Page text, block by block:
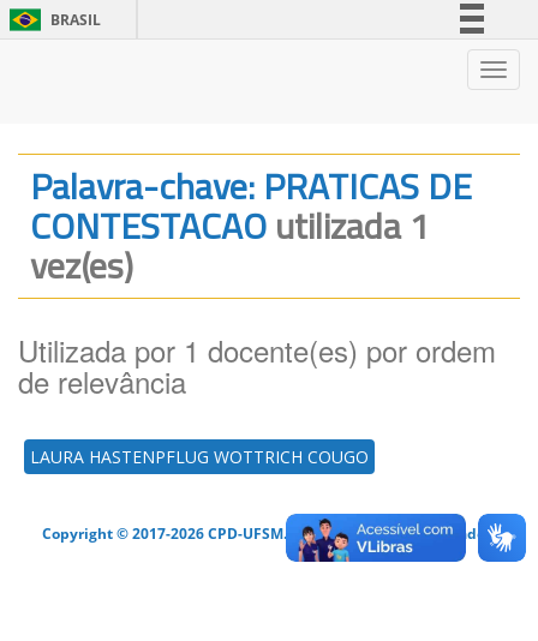
BRASIL
Legislação
Canais
Palavra-chave: PRATICAS DE
CONTESTACAOutilizada 1
vez(es)
Utilizada por 1 docente(es) por ordem
de relevância
LAURA HASTENPFLUG WOTTRICH COUGO
Copyright © 2017-2026 CPD-UFSM. Todos os direitos reservados.